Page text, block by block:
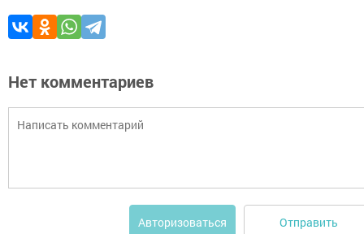
Нет комментариев
Авторизоваться Отправить